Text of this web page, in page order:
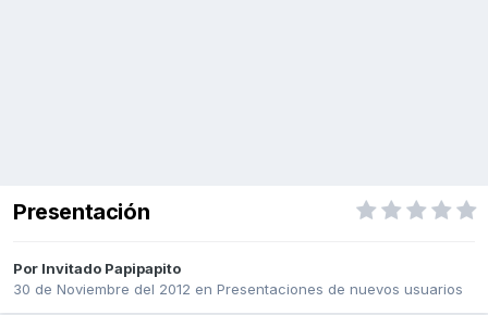
Presentación
Por Invitado Papipapito
30 de Noviembre del 2012 en Presentaciones de nuevos usuarios